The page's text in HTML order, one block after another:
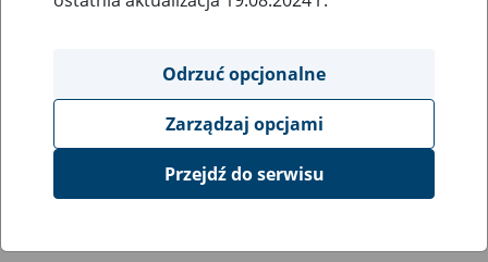
Odrzuć opcjonalne
Zarządzaj opcjami
Przejdź do serwisu